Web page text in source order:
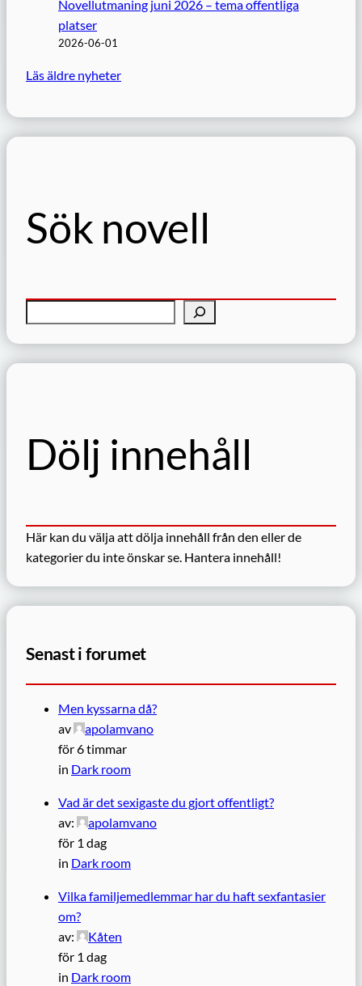
Novellutmaning juni 2026 – tema offentliga
platser
2026-06-01
Läs äldre nyheter
Sök novell
ö
Dölj innehåll
Här kan du välja att dölja innehåll från den eller de
kategorier du inte önskar se. Hantera innehåll!
Senast i forumet
Men kyssarna då?
av
apolamvano
för 6 timmar
in Dark room
Vad är det sexigaste du gjort offentligt?
av:
apolamvano
för 1 dag
in Dark room
Vilka familjemedlemmar har du haft sexfantasier
om?
av:
Kåten
för 1 dag
in Dark room